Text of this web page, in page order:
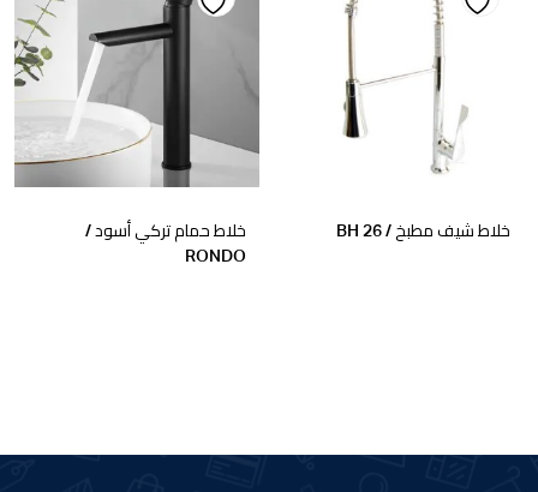
خلاط شيف مطبخ / BH 26
wishlist
خلاط حمام تركي أسود /
RONDO